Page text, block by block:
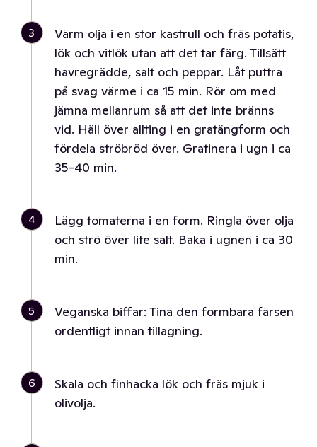
3
Värm olja i en stor kastrull och fräs potatis,
lök och vitlök utan att det tar färg. Tillsätt
havregrädde, salt och peppar. Låt puttra
på svag värme i ca 15 min. Rör om med
jämna mellanrum så att det inte bränns
vid. Häll över allting i en gratängform och
fördela ströbröd över. Gratinera i ugn i ca
35-40 min.
4
Lägg tomaterna i en form. Ringla över olja
och strö över lite salt. Baka i ugnen i ca 30
min.
5
Veganska biffar: Tina den formbara färsen
ordentligt innan tillagning.
6
Skala och finhacka lök och fräs mjuk i
olivolja.